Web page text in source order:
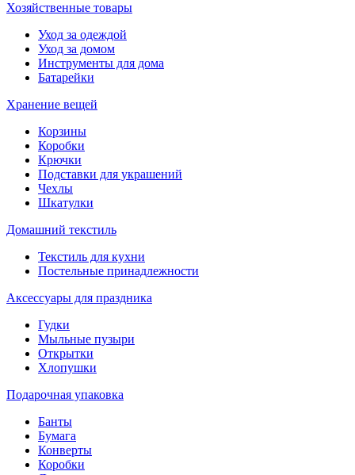
Хозяйственные товары
Уход за одеждой
Уход за домом
Инструменты для дома
Батарейки
Хранение вещей
Корзины
Коробки
Крючки
Подставки для украшений
Чехлы
Шкатулки
Домашний текстиль
Текстиль для кухни
Постельные принадлежности
Аксессуары для праздника
Гудки
Мыльные пузыри
Открытки
Хлопушки
Подарочная упаковка
Банты
Бумага
Конверты
Коробки